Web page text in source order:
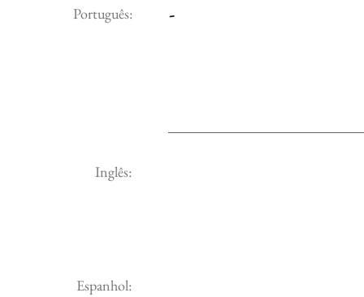
Português: -
Inglês:
Espanhol: